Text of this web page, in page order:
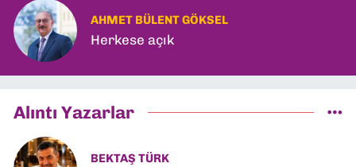
AHMET BÜLENT GÖKSEL
Herkese açık
Alıntı Yazarlar
BEKTAŞ TÜRK